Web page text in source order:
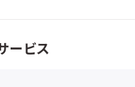
ービス